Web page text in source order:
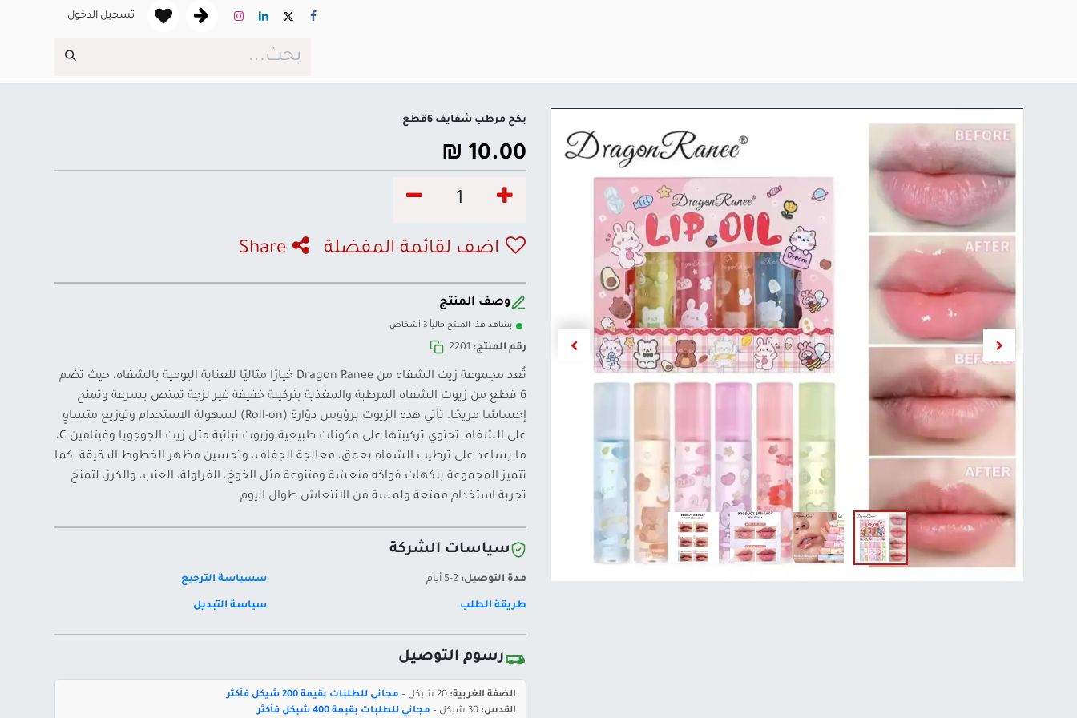
تسجيل الدخول
بكج مرطب شفايف 6قطع
10.00
₪
اضف لقائمة المفضلة Share
وصف المنتج
يشاهد هذا المنتج حالياً 3 أشخاص
رقم المنتج: 2201
تُعد مجموعة زيت الشفاه من Dragon Ranee خيارًا مثاليًا للعناية اليومية بالشفاه، حيث تضم
6 قطع من زيوت الشفاه المرطبة والمغذية بتركيبة خفيفة غير لزجة تمتص بسرعة وتمنح
إحساسًا مريحًا. تأتي هذه الزيوت برؤوس دوّارة (Roll-on) لسهولة الاستخدام وتوزيع متساوٍ
على الشفاه. تحتوي تركيبتها على مكونات طبيعية وزيوت نباتية مثل زيت الجوجوبا وفيتامين C،
ما يساعد على ترطيب الشفاه بعمق، معالجة الجفاف، وتحسين مظهر الخطوط الدقيقة. كما
تتميز المجموعة بنكهات فواكه منعشة ومتنوعة مثل الخوخ، الفراولة، العنب، والكرز، لتمنح
تجربة استخدام ممتعة ولمسة من الانتعاش طوال اليوم.
سياسات الشركة
مدة التوصيل: سسياسة الترجيع
طريقة الطلب سياسة التبديل
رسوم التوصيل
الضفة الغربية:
مجاني للطلبات بقيمة 200 شيكل فأكثر
القدس:
مجاني للطلبات بقيمة 400 شيكل فأكثر